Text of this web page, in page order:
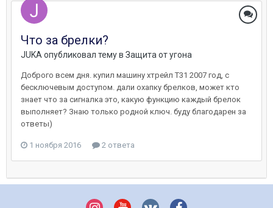
Что за брелки?
JUKA опубликовал тему в Защита от угона
Доброго всем дня. купил машину хтрейл T31 2007 год, с
бесключевым доступом. дали охапку брелков, может кто
знает что за сигналка это, какую функцию каждый брелок
выполняет? Знаю только родной ключ. буду благодарен за
ответы)
1 ноября 2016 2 ответа